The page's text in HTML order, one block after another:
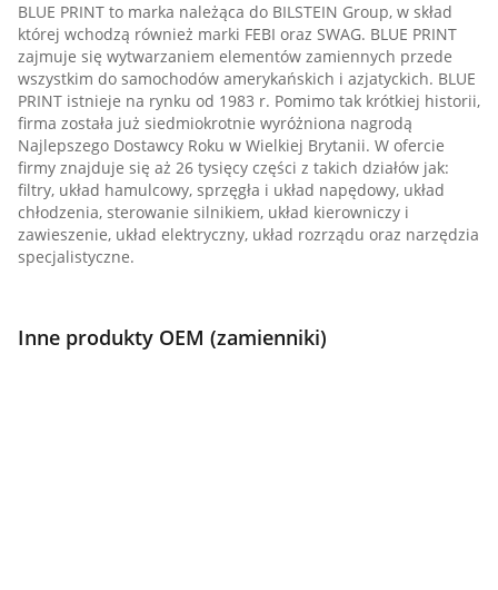
BLUE PRINT to marka należąca do BILSTEIN Group, w skład
której wchodzą również marki FEBI oraz SWAG. BLUE PRINT
zajmuje się wytwarzaniem elementów zamiennych przede
wszystkim do samochodów amerykańskich i azjatyckich. BLUE
PRINT istnieje na rynku od 1983 r. Pomimo tak krótkiej historii,
firma została już siedmiokrotnie wyróżniona nagrodą
Najlepszego Dostawcy Roku w Wielkiej Brytanii. W ofercie
firmy znajduje się aż 26 tysięcy części z takich działów jak:
filtry, układ hamulcowy, sprzęgła i układ napędowy, układ
chłodzenia, sterowanie silnikiem, układ kierowniczy i
zawieszenie, układ elektryczny, układ rozrządu oraz narzędzia
specjalistyczne.
Inne produkty OEM (zamienniki)